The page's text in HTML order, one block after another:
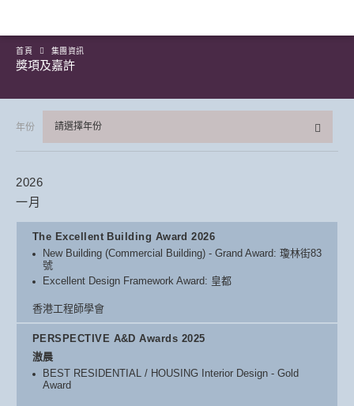
首頁 集團資訊
獎項及嘉許
年份 請選擇年份
2026
一月
The Excellent Building Award 2026
New Building (Commercial Building) - Grand Award: 瓊林街83
號
Excellent Design Framework Award: 皇都
香港工程師學會
PERSPECTIVE A&D Awards 2025
滶晨
BEST RESIDENTIAL / HOUSING Interior Design - Gold
Award